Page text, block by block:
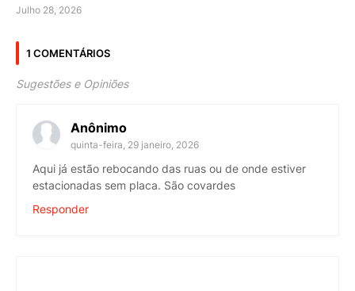
Julho 28, 2026
1 COMENTÁRIOS
Sugestões e Opiniões
Anônimo
quinta-feira, 29 janeiro, 2026
Aqui já estão rebocando das ruas ou de onde estiver
estacionadas sem placa. São covardes
Responder